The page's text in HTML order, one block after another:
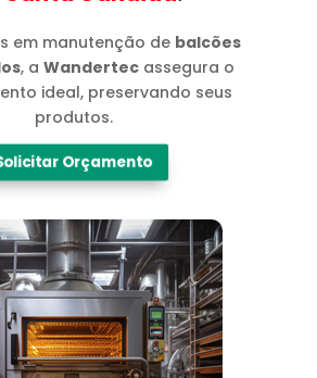
em manutenção de balcões
, aWandertec assegura o
ideal, preservando seus
produtos.
Orçamento